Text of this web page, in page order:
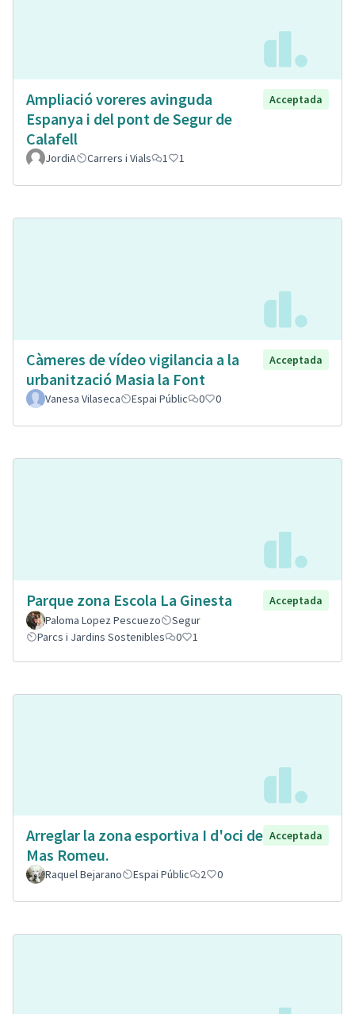
Ampliació voreres avinguda
Espanya i del pont de Segur de
Calafell
Acceptada
JordiA Carrers i Vials 1 1
Càmeres de vídeo vigilancia a la
urbanització Masia la Font
Acceptada
Vanesa Vilaseca Espai Públic 0 0
Parque zona Escola La Ginesta
Acceptada
Paloma Lopez Pescuezo
Segur
Parcs i Jardins Sostenibles
0 1
Arreglar la zona esportiva I d'oci de
Mas Romeu.
Acceptada
Raquel Bejarano Espai Públic 2 0